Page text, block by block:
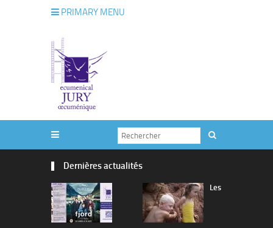
PRIMARY MENU
Dernières actualités
Les